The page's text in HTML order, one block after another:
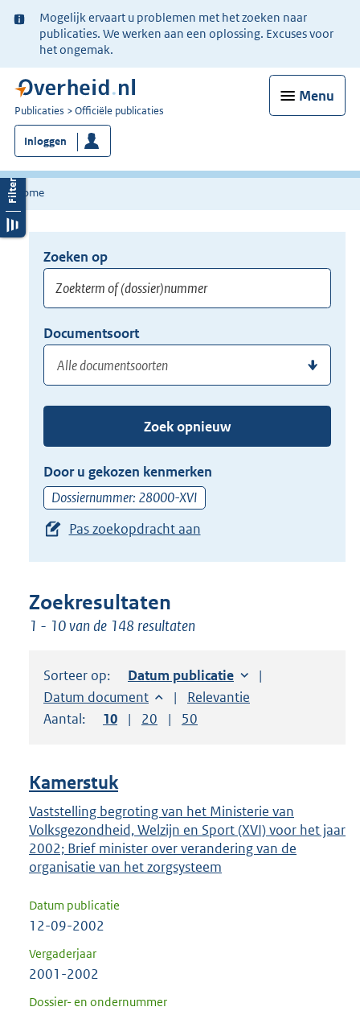
Ter
informatie:
Mogelijk ervaart u problemen met het zoeken naar
publicaties. We werken aan een oplossing. Excuses voor
het ongemak.
Menu
U
bent
nu
hier:
Publicaties Officiële publicaties
Inloggen
Home
Opnieuw
zoeken:
Zoeken op
of
(dossier)nummer
hier
uw
zoekterm
of
(dossier)nummer
in
Documentsoort
of
de
pijl
beneden
toets
suggesties.
Druk
om
uw
keuze
te
bevestigen.
Zoek opnieuw
Door u gekozen kenmerken
Dossiernummer: 28000-XVI
Pas zoekopdracht aan
Zoekresultaten
1 - 10 van de 148 resultaten
Sorteer op: Sorteer op:
Datum publicatie
Sorteer op:
Datum document Sorteer op:
Relevantie
Aantal:
Toon
10 resultaten per pagina
Toon
20 resultaten per pagina
Toon
50
Kamerstuk
Vaststelling begroting van het Ministerie van
Volksgezondheid, Welzijn en Sport (XVI) voor het jaar
2002; Brief minister over verandering van de
organisatie van het zorgsysteem
Datum publicatie
12-09-2002
Vergaderjaar
2001-2002
Dossier- en ondernummer